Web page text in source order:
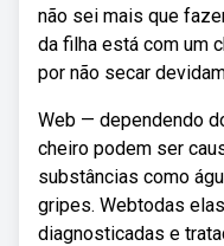
não sei mais que
da filha está com um
por não secar
Web — dependendo
cheiro podem ser
substâncias como
gripes. Webtodas
diagnosticadas e